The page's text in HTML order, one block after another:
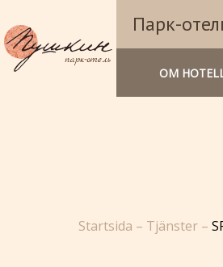
Парк-
OM
Startsida – Tjänster –